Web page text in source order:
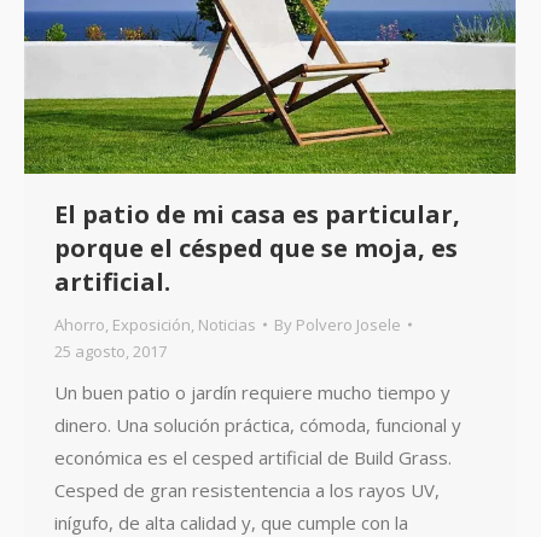
El patio de mi casa es particular,
porque el césped que se moja, es
artificial.
Ahorro, Exposición, Noticias By Polvero Josele
25 agosto, 2017
Un buen patio o jardín requiere mucho tiempo y
dinero. Una solución práctica, cómoda, funcional y
económica es el cesped artificial de Build Grass.
Cesped de gran resistentencia a los rayos UV,
inígufo, de alta calidad y, que cumple con la